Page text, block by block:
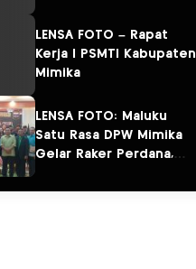
LENSA FOTO – Rapat
Kerja I PSMTI Kabupaten
Mimika
LENSA FOTO: Maluku
Satu Rasa DPW Mimika
Gelar Raker Perdana,
“Salam Sarane”